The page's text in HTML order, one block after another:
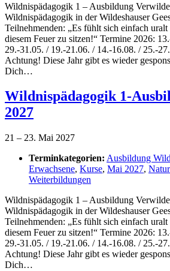
Wildnispädagogik 1 – Ausbildung
Wildnispädagogik in der Wildeshauser
Teilnehmenden: „Es fühlt sich einfach
diesem Feuer zu sitzen!“ Termine 2026:
29.-31.05. / 19.-21.06. / 14.-16.08. / 25.-
Achtung! Diese Jahr gibt es wieder
Dich…
Wildnispädagogik 1-
2027
21 – 23. Mai 2027
Terminkategorien: Ausbildung
Erwachsene, Kurse, Mai 2027,
Weiterbildungen
Wildnispädagogik 1 – Ausbildung
Wildnispädagogik in der Wildeshauser
Teilnehmenden: „Es fühlt sich einfach
diesem Feuer zu sitzen!“ Termine 2026:
29.-31.05. / 19.-21.06. / 14.-16.08. / 25.-
Achtung! Diese Jahr gibt es wieder
Dich…